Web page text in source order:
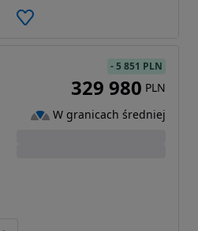
-5 851 PLN
329 980 PLN
W granicach średniej